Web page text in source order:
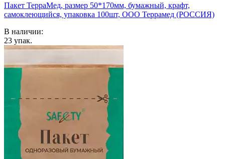
Пакет ТерраМед, размер 50*170мм, бумажный, крафт,
самоклеющийся, упаковка 100шт, ООО Террамед (РОССИЯ)
В наличии:
23 упак.